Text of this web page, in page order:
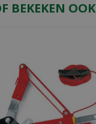
BEKEKEN OOK